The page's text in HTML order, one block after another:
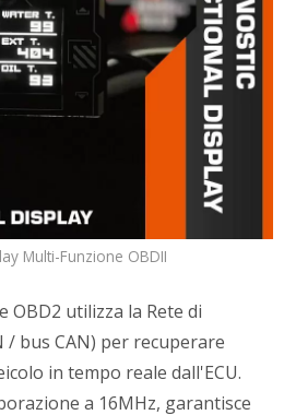
Multi-Funzione OBDII
OBD2 utilizza la Rete di
/ bus CAN) per recuperare
in tempo reale dall'ECU.
a 16MHz, garantisce